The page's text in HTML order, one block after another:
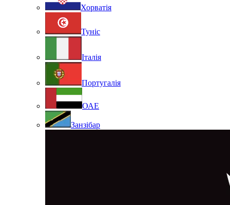
Хорватія
Туніс
Італія
Португалія
ОАЕ
Занзібар